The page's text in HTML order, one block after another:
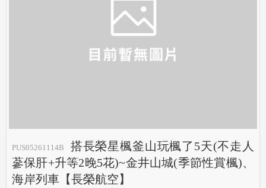
PUS05261114B
搭長榮星楓釜山玩楓了5天(不走人
蔘保肝+升等2晚5花)~金井山城(季節性賞楓)、
海岸列車【長榮航空】